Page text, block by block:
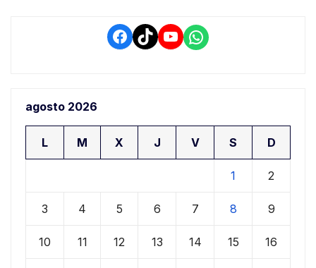
Facebook
TikTokYouTube
WhatsApp
agosto 2026
L M X J V S D
1 2
3 4 5 6 7 8 9
10 11 12 13 14 15 16